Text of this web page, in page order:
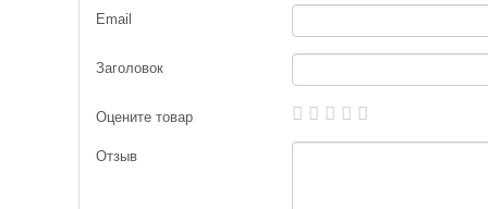
Email
Заголовок
Оцените товар
Отзыв